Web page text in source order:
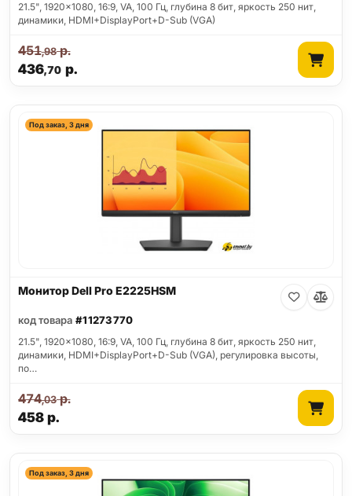
21.5", 1920x1080, 16:9, VA, 100 Гц, глубина 8 бит, яркость 250 нит,
динамики, HDMI+DisplayPort+D-Sub (VGA)
436,70р.
451,98р.
Под заказ, 3 дня
Монитор Dell Pro E2225HSM
код товара #11273770
21.5", 1920x1080, 16:9, VA, 100 Гц, глубина 8 бит, яркость 250 нит,
динамики, HDMI+DisplayPort+D-Sub (VGA), регулировка высоты,
по…
458р.
474,03р.
Под заказ, 3 дня